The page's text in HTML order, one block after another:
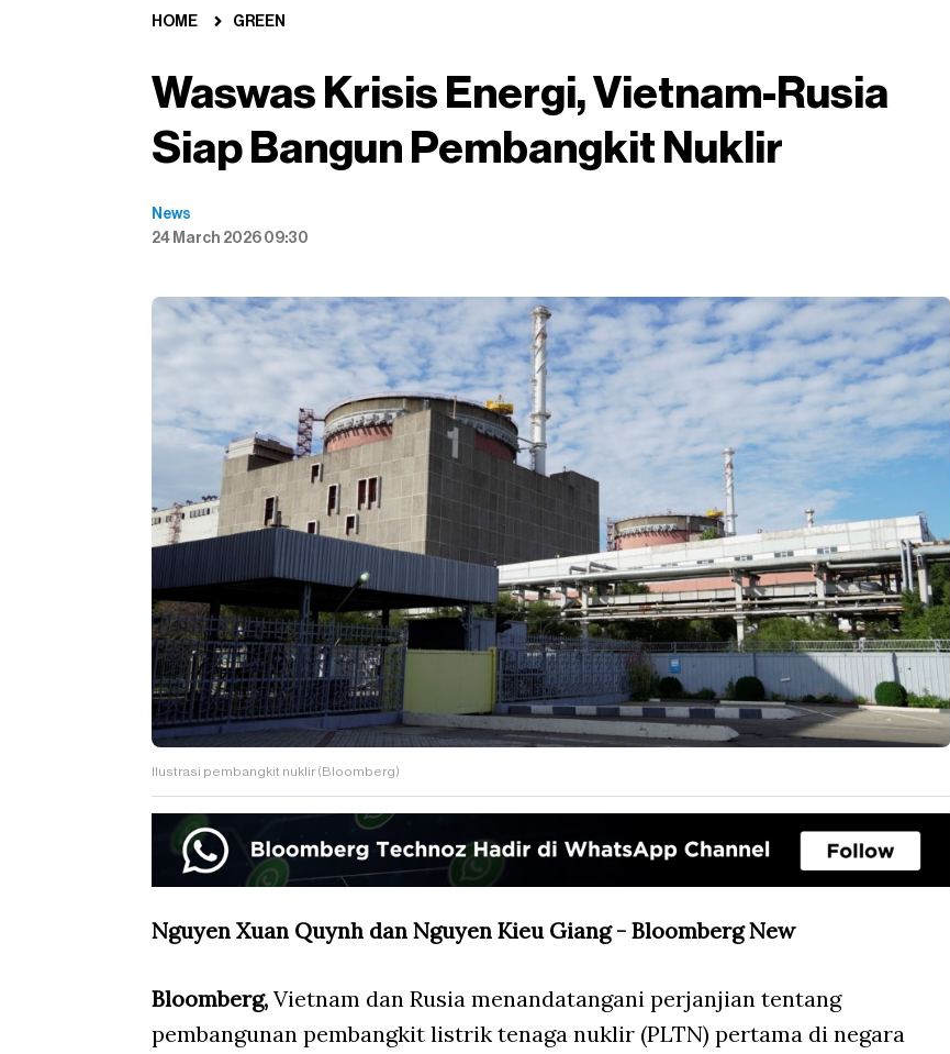
HOME GREEN
Waswas Krisis Energi, Vietnam-Rusia
Siap Bangun Pembangkit Nuklir
News
24 March 2026 09:30
Ilustrasi pembangkit nuklir (Bloomberg)
Nguyen Xuan Quynh dan Nguyen Kieu Giang - Bloomberg New
Bloomberg, Vietnam dan Rusia menandatangani perjanjian tentang
pembangunan pembangkit listrik tenaga nuklir (PLTN) pertama di negara